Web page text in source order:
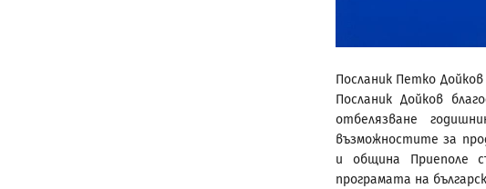
Посланик Петко
Посланик Дойков
отбелязване
възможностите за
и община Приеполе
програмата на